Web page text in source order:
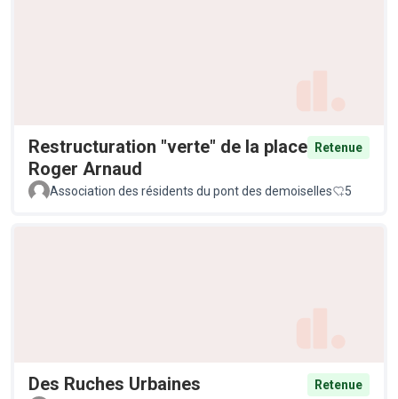
Restructuration "verte" de la place
Roger Arnaud
Retenue
Association des résidents du pont des demoiselles 5
Des Ruches Urbaines
Retenue